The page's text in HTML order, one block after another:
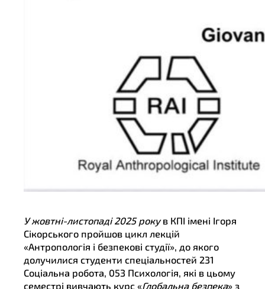
У жовтні-листопаді 2025 рокув КПІ імені Ігоря
Сікорського пройшов цикл лекцій
«Антропологія і безпекові студії», до якого
долучилися студенти спеціальностей 231
Соціальна робота, 053 Психологія, які в цьому
семестрі вивчають курс «Глобальна безпека» з